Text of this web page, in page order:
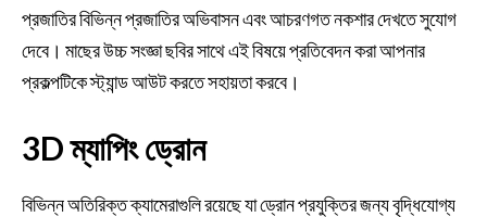
প্রজাতির বিভিন্ন প্রজাতির অভিবাসন এবং আচরণগত নকশার দেখতে সুযোগ
দেবে। মাছের উচ্চ সংজ্ঞা ছবির সাথে এই বিষয়ে প্রতিবেদন করা আপনার
প্রকল্পটিকে স্ট্যান্ড আউট করতে সহায়তা করবে।
3D ম্যাপিং ড্রোন
বিভিন্ন অতিরিক্ত ক্যামেরাগুলি রয়েছে যা ড্রোন প্রযুক্তির জন্য বৃদ্ধিযোগ্য